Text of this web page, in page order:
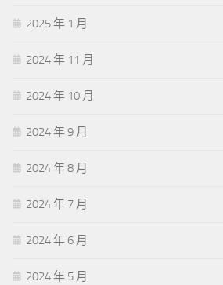
2025 年 1 月
2024 年 11 月
2024 年 10 月
2024 年 9 月
2024 年 8 月
2024 年 7 月
2024 年 6 月
2024 年 5 月